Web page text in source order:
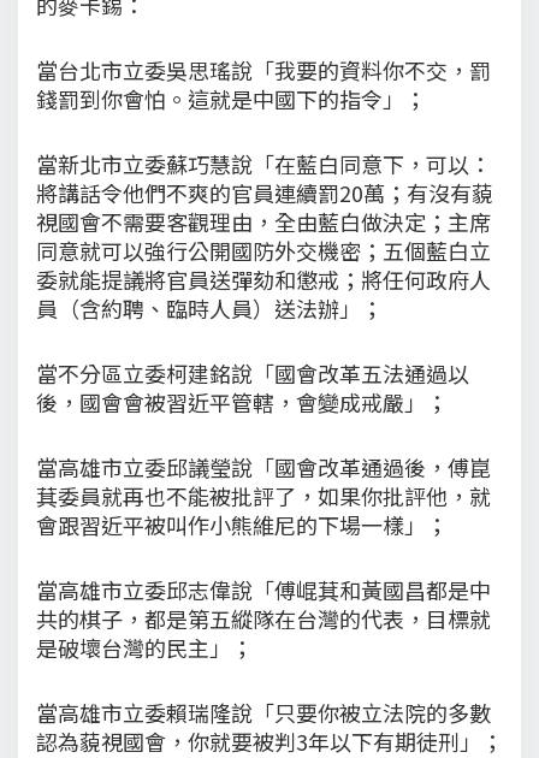
當台北市立委吳思瑤說「我要的資料你不交，罰
錢罰到你會怕。這就是中國下的指令」；
當新北市立委蘇巧慧說「在藍白同意下，可以：
將講話令他們不爽的官員連續罰20萬；有沒有藐
視國會不需要客觀理由，全由藍白做決定；主席
同意就可以強行公開國防外交機密；五個藍白立
委就能提議將官員送彈劾和懲戒；將任何政府人
員（含約聘、臨時人員）送法辦」；
當不分區立委柯建銘說「國會改革五法通過以
後，國會會被習近平管轄，會變成戒嚴」；
當高雄市立委邱議瑩說「國會改革通過後，傅崑
萁委員就再也不能被批評了，如果你批評他，就
會跟習近平被叫作小熊維尼的下場一樣」；
當高雄市立委邱志偉說「傅崐萁和黃國昌都是中
共的棋子，都是第五縱隊在台灣的代表，目標就
是破壞台灣的民主」；
當高雄市立委賴瑞隆說「只要你被立法院的多數
認為藐視國會，你就要被判3年以下有期徒刑」；